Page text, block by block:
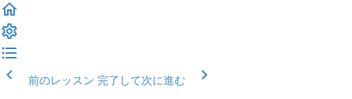
前のレッスン 完了して次に進む